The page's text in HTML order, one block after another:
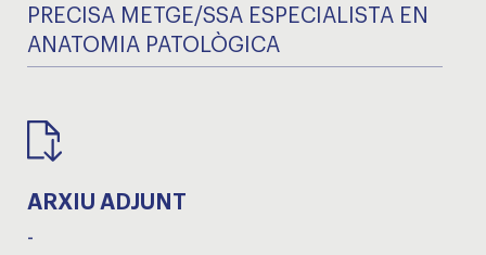
PRECISA METGE/SSA ESPECIALISTA EN
ANATOMIA PATOLÒGICA
ARXIU ADJUNT
-